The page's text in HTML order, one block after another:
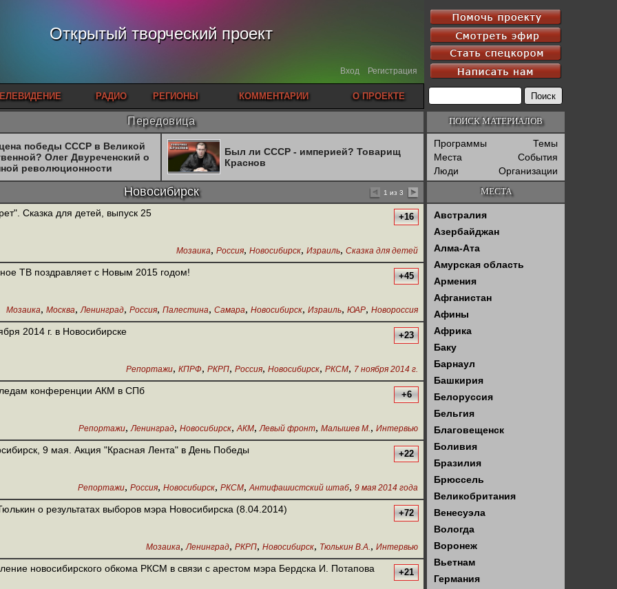
Открытый творческий проект
Вход Регистрация
РАДИО РЕГИОНЫ КОММЕНТАРИИ О ПРОЕКТЕ
Передовица
победы СССР в Великой
Олег Двуреченский о
революционности
Был ли СССР - империей? Товарищ
Краснов
Новосибирск 1 из 3
Сказка для детей, выпуск 25 +16
Мозаика, Россия, Новосибирск, Израиль, Сказка для детей
ТВ поздравляет с Новым 2015 годом! +45
Мозаика, Москва, Ленинград, Россия, Палестина, Самара, Новосибирск, Израиль, ЮАР, Новороссия
2014 г. в Новосибирске +23
Репортажи, КПРФ, РКРП, Россия, Новосибирск, РКСМ, 7 ноября 2014 г.
конференции АКМ в СПб +6
Репортажи, Ленинград, Новосибирск, АКМ, Левый фронт, Малышев М., Интервью
9 мая. Акция "Красная Лента" в День Победы +22
Репортажи, Россия, Новосибирск, РКСМ, Антифашистский штаб, 9 мая 2014 года
о результатах выборов мэра Новосибирска (8.04.2014) +72
Мозаика, Ленинград, РКРП, Новосибирск, Тюлькин В.А., Интервью
новосибирского обкома РКСМ в связи с арестом мэра Бердска И. Потапова +21
ПОИСК МАТЕРИАЛОВ
Программы
Темы
Места
События
Люди
Организации
МЕСТА
Австралия
Азербайджан
Алма-Ата
Амурская область
Армения
Афганистан
Афины
Африка
Баку
Барнаул
Башкирия
Белоруссия
Бельгия
Благовещенск
Боливия
Бразилия
Брюссель
Великобритания
Венесуэла
Вологда
Воронеж
Вьетнам
Германия